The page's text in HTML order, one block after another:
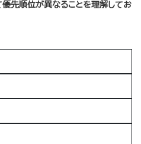
先順位が異なることを理解してお